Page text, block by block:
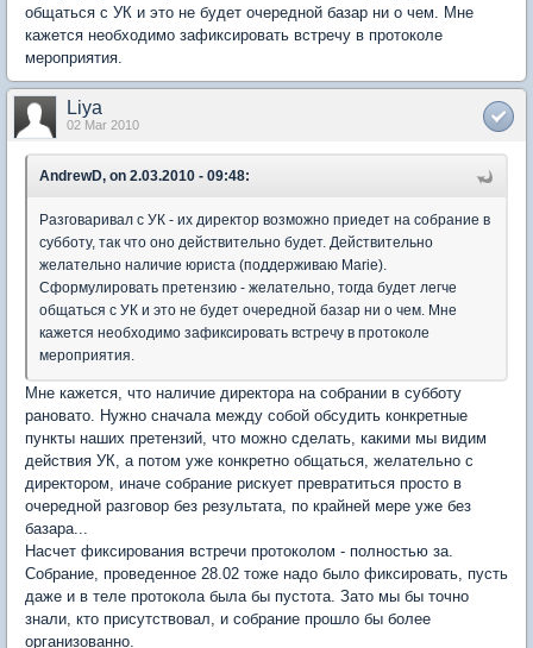
общаться с УК и это не будет очередной базар ни о чем. Мне
кажется необходимо зафиксировать встречу в протоколе
мероприятия.
Liya
02 Mar 2010
AndrewD, on 2.03.2010 - 09:48:
Разговаривал с УК - их директор возможно приедет на собрание в
субботу, так что оно действительно будет. Действительно
желательно наличие юриста (поддерживаю Marie).
Сформулировать претензию - желательно, тогда будет легче
общаться с УК и это не будет очередной базар ни о чем. Мне
кажется необходимо зафиксировать встречу в протоколе
мероприятия.
Мне кажется, что наличие директора на собрании в субботу
рановато. Нужно сначала между собой обсудить конкретные
пункты наших претензий, что можно сделать, какими мы видим
действия УК, а потом уже конкретно общаться, желательно с
директором, иначе собрание рискует превратиться просто в
очередной разговор без результата, по крайней мере уже без
базара...
Насчет фиксирования встречи протоколом - полностью за.
Собрание, проведенное 28.02 тоже надо было фиксировать, пусть
даже и в теле протокола была бы пустота. Зато мы бы точно
знали, кто присутствовал, и собрание прошло бы более
организованно.